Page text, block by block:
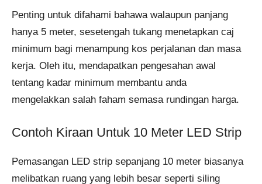
Penting untuk difahami bahawa walaupun panjang
hanya 5 meter, sesetengah tukang menetapkan caj
minimum bagi menampung kos perjalanan dan masa
kerja. Oleh itu, mendapatkan pengesahan awal
tentang kadar minimum membantu anda
mengelakkan salah faham semasa rundingan harga.
Contoh Kiraan Untuk 10 Meter LED Strip
Pemasangan LED strip sepanjang 10 meter biasanya
melibatkan ruang yang lebih besar seperti siling